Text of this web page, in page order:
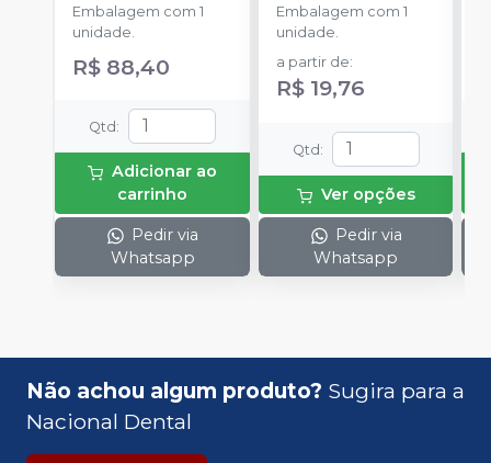
Embalagem com 1
unidade.
R$ 88,40
Qtd :
Adicionar ao
carrinho
Pedir via
Whatsapp
Embalagem com 1
unidade.
a partir de:
R$ 19,76
Qtd :
Ver opções
Pedir via
Whatsapp
Não achou algum produto? Sugira para a
Nacional Dental